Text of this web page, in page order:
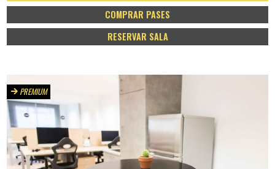
COMPRAR PASES
RESERVAR SALA
PREMIUM